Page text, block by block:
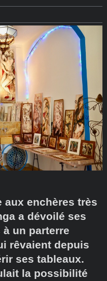
aux enchères très
a dévoilé ses
un parterre
rêvaient depuis
ses tableaux.
la possibilité